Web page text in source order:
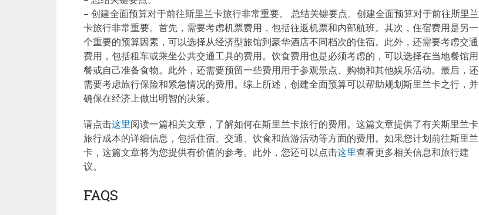
– 创建全面预算对于前往斯里兰卡旅行非常重要。 总结关键要点。创建全面预算对于前往斯里兰
卡旅行非常重要。首先，需要考虑机票费用，包括往返机票和内部航班。其次，住宿费用是另一
个重要的预算因素，可以选择从经济型旅馆到豪华酒店不同档次的住宿。此外，还需要考虑交通
费用，包括租车或乘坐公共交通工具的费用。饮食费用也是必须考虑的，可以选择在当地餐馆用
餐或自己准备食物。此外，还需要预留一些费用用于参观景点、购物和其他娱乐活动。最后，还
需要考虑旅行保险和紧急情况的费用。综上所述，创建全面预算可以帮助规划斯里兰卡之行，并
确保在经济上做出明智的决策。
请点击这里阅读一篇相关文章，了解如何在斯里兰卡旅行的费用。这篇文章提供了有关斯里兰卡
旅行成本的详细信息，包括住宿、交通、饮食和旅游活动等方面的费用。如果您计划前往斯里兰
卡，这篇文章将为您提供有价值的参考。此外，您还可以点击这里查看更多相关信息和旅行建
议。
FAQS